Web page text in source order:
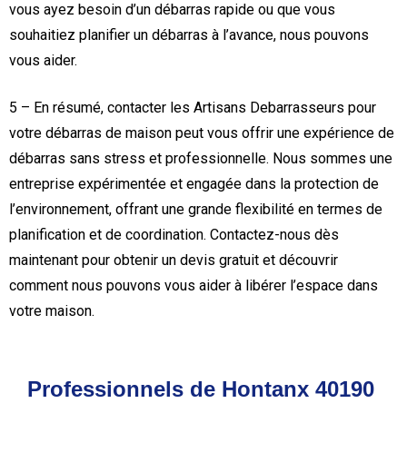
vous ayez besoin d’un débarras rapide ou que vous
souhaitiez planifier un débarras à l’avance, nous pouvons
vous aider.
5 – En résumé, contacter les Artisans Debarrasseurs pour
votre débarras de maison peut vous offrir une expérience de
débarras sans stress et professionnelle. Nous sommes une
entreprise expérimentée et engagée dans la protection de
l’environnement, offrant une grande flexibilité en termes de
planification et de coordination. Contactez-nous dès
maintenant pour obtenir un devis gratuit et découvrir
comment nous pouvons vous aider à libérer l’espace dans
votre maison.
Professionnels de Hontanx 40190